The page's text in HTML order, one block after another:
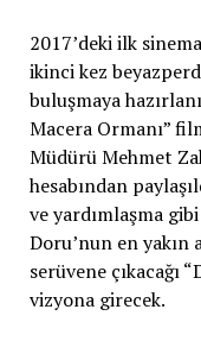
2017’deki ilk
ikinci kez
buluşmaya
Macera Ormanı”
Müdürü Mehmet
hesabından
ve yardımlaşma
Doru’nun en
serüvene çıkacağı
vizyona girecek.